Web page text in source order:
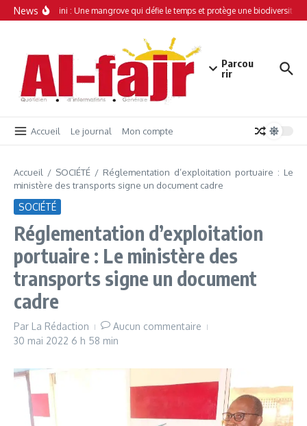
Aller au contenu
News
Simamboini : Une mangrove qui défie le temps et protège une biodiversité
Parcou
rir
Accueil Le journal Mon compte
Accueil / SOCIÉTÉ / Réglementation d’exploitation portuaire : Le
ministère des transports signe un document cadre
SOCIÉTÉ
Réglementation d’exploitation
portuaire : Le ministère des
transports signe un document
cadre
Par La Rédaction
Aucun commentaire
30 mai 2022 6 h 58 min